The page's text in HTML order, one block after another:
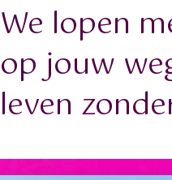
We lopen
op jouw
leven